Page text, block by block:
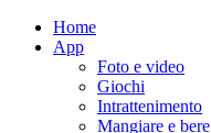
Home
App
Foto e video
Giochi
Intrattenimento
Mangiare e bere